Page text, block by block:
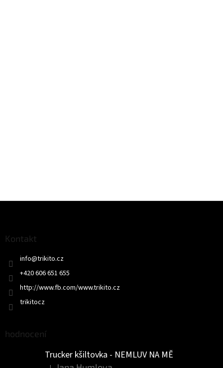
Kontakt
info@trikito.cz
+420 606 651 655
http://www.fb.com/www.trikito.cz
trikitocz
hodnocení
Trucker kšiltovka - NEMLUV NA MĚ